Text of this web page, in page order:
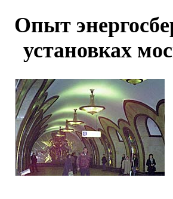
Oпыт
установках